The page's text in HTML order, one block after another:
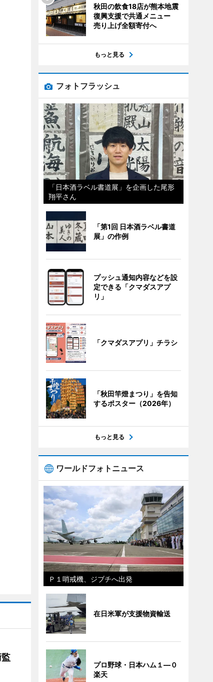
秋田の飲食18店が熊本地震
復興支援で共通メニュー
売り上げ全額寄付へ
もっと見る
フォトフラッシュ
「日本酒ラベル書道展」を企画した尾形
翔平さん
「第1回 日本酒ラベル書道
展」の作例
プッシュ通知内容などを設
定できる「クマダスアプ
リ」
「クマダスアプリ」チラシ
「秋田竿燈まつり」を告知
するポスター（2026年）
もっと見る
ワールドフォトニュース
Ｐ１哨戒機、ジブチへ出発
在日米軍が支援物資輸送
プロ野球・日本ハム１―０
楽天